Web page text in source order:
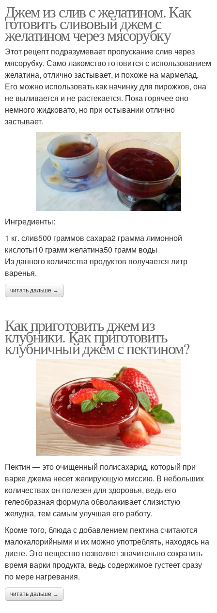
Джем из слив с желатином. Как
готовить сливовый джем с
желатином через мясорубку
Этот рецепт подразумевает пропускание слив через
мясорубку. Само лакомство готовится с использованием
желатина, отлично застывает, и похоже на мармелад.
Его можно использовать как начинку для пирожков, она
не выливается и не растекается. Пока горячее оно
немного жидковато, но при остывании отлично
застывает.
Ингредиенты:
1 кг. слив500 граммов сахара2 грамма лимонной
кислоты10 грамм желатина50 грамм воды
Из данного количества продуктов получается литр
варенья.
читать дальше →
Как приготовить джем из
клубники. Как приготовить
клубничный джем с пектином?
Пектин — это очищенный полисахарид, который при
варке джема несет желирующую миссию. В небольших
количествах он полезен для здоровья, ведь его
гелеобразная формула обволакивает слизистую
желудка, тем самым улучшая его работу.
Кроме того, блюда с добавлением пектина считаются
малокалорийными и их можно употреблять, находясь на
диете. Это вещество позволяет значительно сократить
время варки продукта, ведь содержимое густеет сразу
по мере нагревания.
читать дальше →